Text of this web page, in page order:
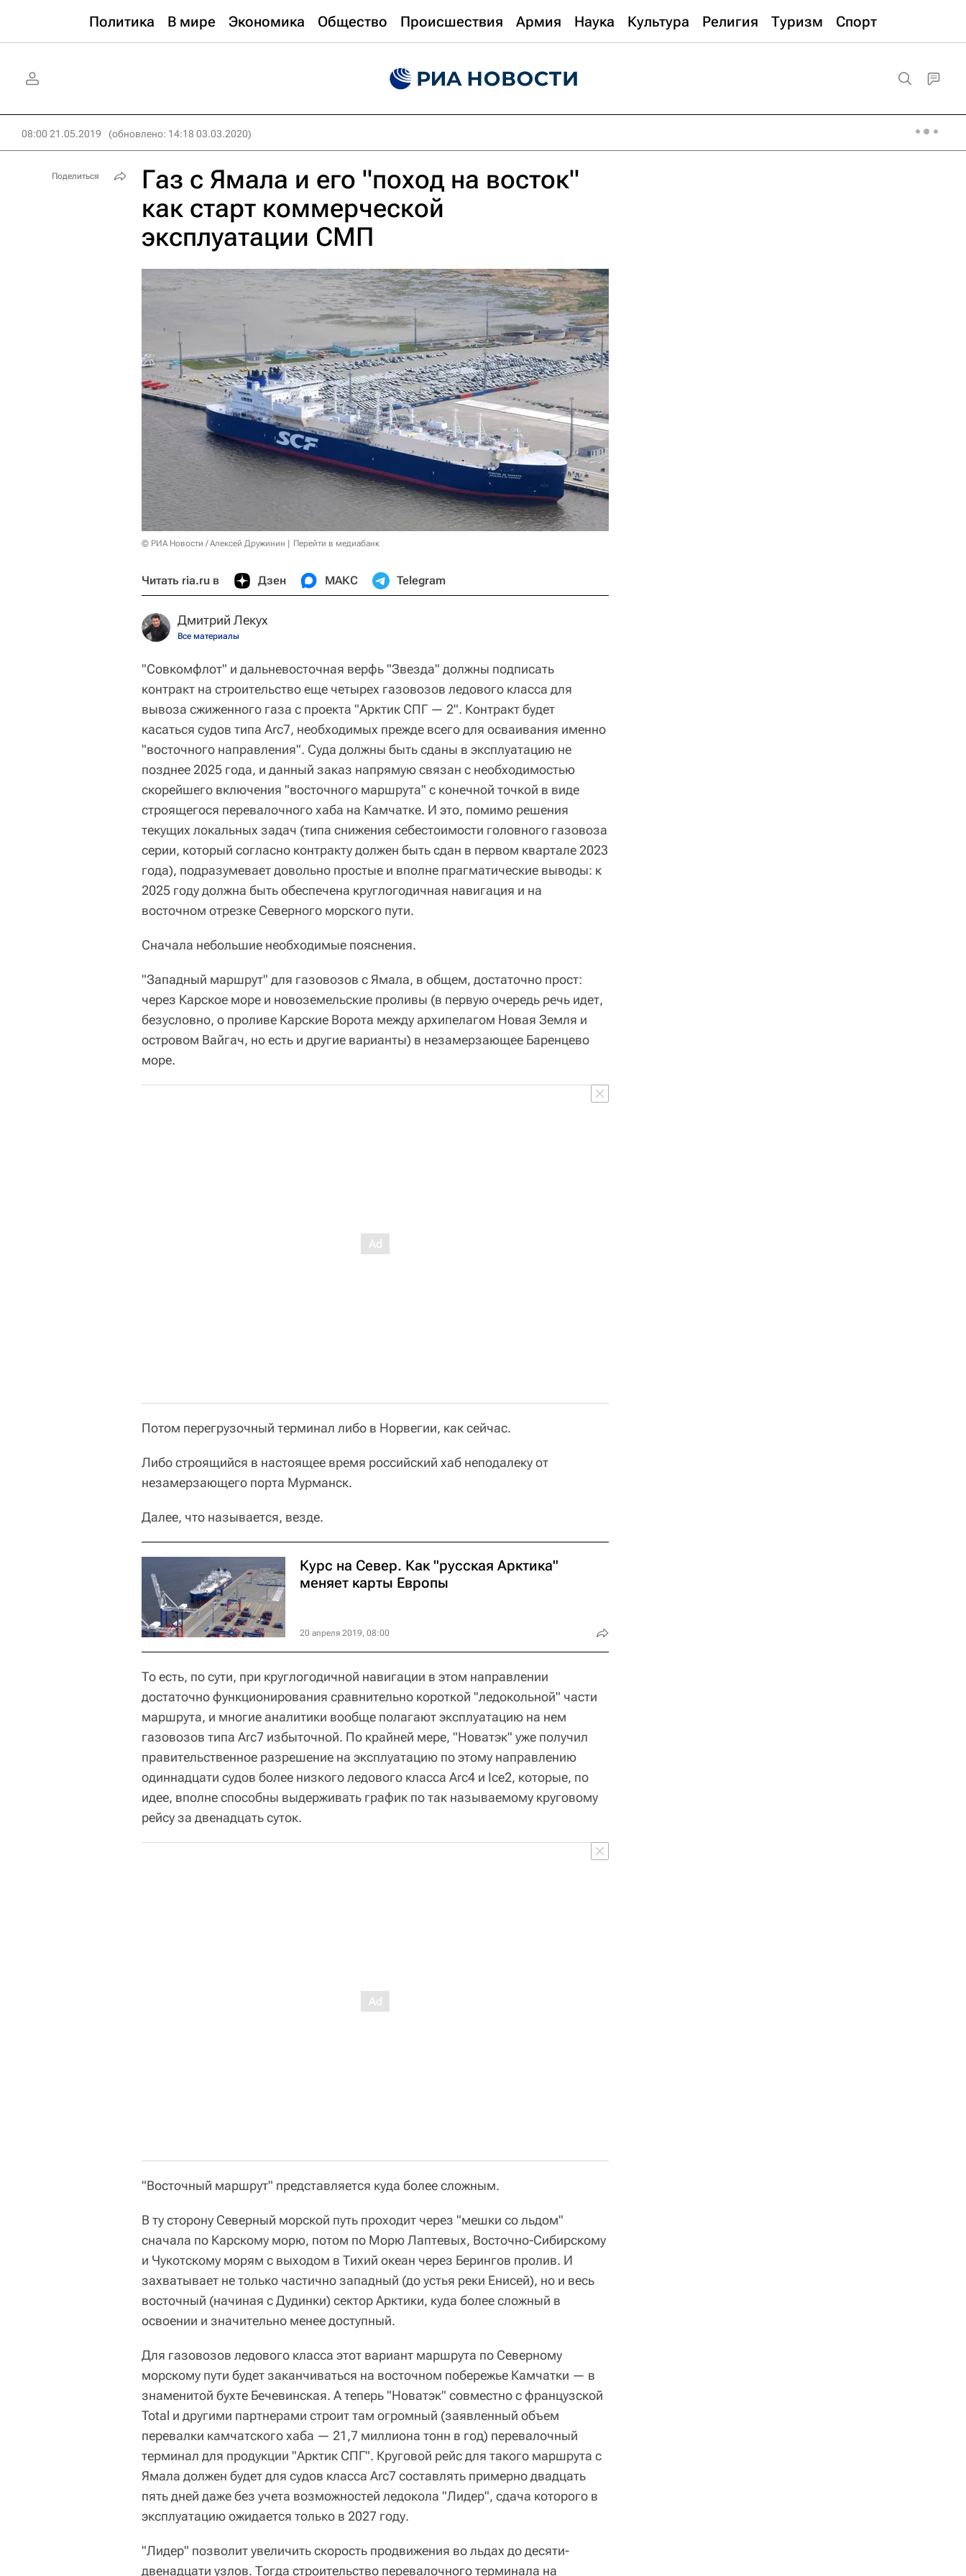
Политика В мире Экономика Общество Происшествия Армия Наука Культура Религия Туризм Спорт
08:00 21.05.2019 (обновлено: 14:18 03.03.2020)
Газ с Ямала и его "поход на восток"
как старт коммерческой
эксплуатации СМП
© РИА Новости / Алексей Дружинин Перейти в медиабанк
Читать ria.ru в Дзен МАКС Telegram
Дмитрий Лекух
Все материалы
"Совкомфлот" и дальневосточная верфь "Звезда" должны подписать
контракт на строительство еще четырех газовозов ледового класса для
вывоза сжиженного газа с проекта "Арктик СПГ — 2". Контракт будет
касаться судов типа Arc7, необходимых прежде всего для осваивания именно
"восточного направления". Суда должны быть сданы в эксплуатацию не
позднее 2025 года, и данный заказ напрямую связан с необходимостью
скорейшего включения "восточного маршрута" с конечной точкой в виде
строящегося перевалочного хаба на Камчатке. И это, помимо решения
текущих локальных задач (типа снижения себестоимости головного газовоза
серии, который согласно контракту должен быть сдан в первом квартале 2023
года), подразумевает довольно простые и вполне прагматические выводы: к
2025 году должна быть обеспечена круглогодичная навигация и на
восточном отрезке Северного морского пути.
Сначала небольшие необходимые пояснения.
"Западный маршрут" для газовозов с Ямала, в общем, достаточно прост:
через Карское море и новоземельские проливы (в первую очередь речь идет,
безусловно, о проливе Карские Ворота между архипелагом Новая Земля и
островом Вайгач, но есть и другие варианты) в незамерзающее Баренцево
море.
Потом перегрузочный терминал либо в Норвегии, как сейчас.
Либо строящийся в настоящее время российский хаб неподалеку от
незамерзающего порта Мурманск.
Далее, что называется, везде.
Курс на Север. Как "русская Арктика"
меняет карты Европы
20 апреля 2019, 08:00
То есть, по сути, при круглогодичной навигации в этом направлении
достаточно функционирования сравнительно короткой "ледокольной" части
маршрута, и многие аналитики вообще полагают эксплуатацию на нем
газовозов типа Arc7 избыточной. По крайней мере, "Новатэк" уже получил
правительственное разрешение на эксплуатацию по этому направлению
одиннадцати судов более низкого ледового класса Arc4 и Ice2, которые, по
идее, вполне способны выдерживать график по так называемому круговому
рейсу за двенадцать суток.
"Восточный маршрут" представляется куда более сложным.
В ту сторону Северный морской путь проходит через "мешки со льдом"
сначала по Карскому морю, потом по Морю Лаптевых, Восточно-Сибирскому
и Чукотскому морям с выходом в Тихий океан через Берингов пролив. И
захватывает не только частично западный (до устья реки Енисей), но и весь
восточный (начиная с Дудинки) сектор Арктики, куда более сложный в
освоении и значительно менее доступный.
Для газовозов ледового класса этот вариант маршрута по Северному
морскому пути будет заканчиваться на восточном побережье Камчатки — в
знаменитой бухте Бечевинская. А теперь "Новатэк" совместно с французской
Total и другими партнерами строит там огромный (заявленный объем
перевалки камчатского хаба — 21,7 миллиона тонн в год) перевалочный
терминал для продукции "Арктик СПГ". Круговой рейс для такого маршрута с
Ямала должен будет для судов класса Arc7 составлять примерно двадцать
пять дней даже без учета возможностей ледокола "Лидер", сдача которого в
эксплуатацию ожидается только в 2027 году.
"Лидер" позволит увеличить скорость продвижения во льдах до десяти-
двенадцати узлов. Тогда строительство перевалочного терминала на
Поделиться